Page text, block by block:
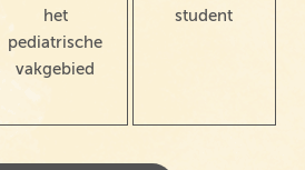
het
pediatrische
vakgebied
student